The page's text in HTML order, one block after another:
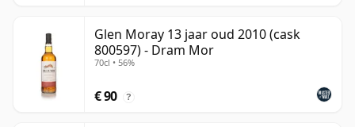
Glen Moray 13 jaar oud 2010 (cask
800597) - Dram Mor
70cl • 56%
€ 90 ?